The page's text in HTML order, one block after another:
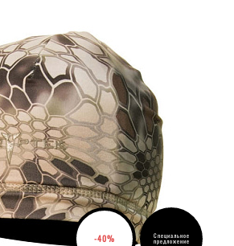
-40% Специальное
предложение